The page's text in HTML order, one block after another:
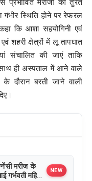
प्रभावित मरीजों को तुरंत
गंभीर स्थिति होने पर रेफरल
कि आशा सहयोगिनी एवं
शहरी क्षेत्रों में लू तापघात
संचालित की जाएं ताकि
ही अस्पताल में आने वाले
दौरान बरती जाने वाली
मरीज के
गर्भवती महिला
NEW